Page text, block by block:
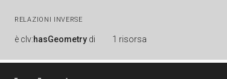
RELAZIONI INVERSE
è clv:hasGeometry di 1 risorsa